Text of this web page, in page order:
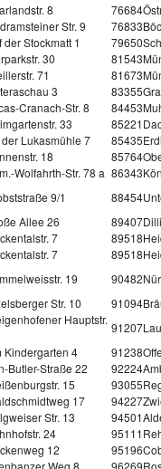
8 76684
Str. 9 76833
der Stockmatt 1 79650
30 81543
71 81673
3 83355
Cranach-Str. 8 84453
33 85221
Lukasmühle 7 85435
18 85764
Wolfahrth-Str. 78 a 86343
9/1 88454
Allee 26 89407
7 89518
7 89518
19 90482
Str. 10 91094
Hauptstr.
91207
Kindergarten 4 91238
Butler-Straße 22 92224
15 93055
17 94227
Str. 13 94501
24 95111
12 95196
Weg 8 96269